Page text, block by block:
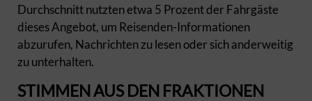
Durchschnitt nutzten etwa 5 Prozent der Fahrgäste
dieses Angebot, um Reisenden-Informationen
abzurufen, Nachrichten zu lesen oder sich anderweitig
zu unterhalten.
STIMMEN AUS DEN FRAKTIONEN